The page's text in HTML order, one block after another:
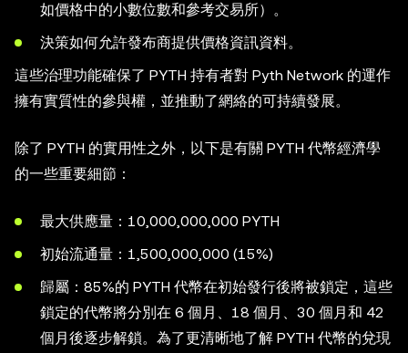
如價格中的小數位數和參考交易所）。
決策如何允許發布商提供價格資訊資料。
這些治理功能確保了 PYTH 持有者對 Pyth Network 的運作
擁有實質性的參與權，並推動了網絡的可持續發展。
除了 PYTH 的實用性之外，以下是有關 PYTH 代幣經濟學
的一些重要細節：
最大供應量：10,000,000,000 PYTH
初始流通量：1,500,000,000 (15%)
歸屬：85%的 PYTH 代幣在初始發行後將被鎖定，這些
鎖定的代幣將分別在 6 個月、18 個月、30 個月和 42
個月後逐步解鎖。為了更清晰地了解 PYTH 代幣的兌現